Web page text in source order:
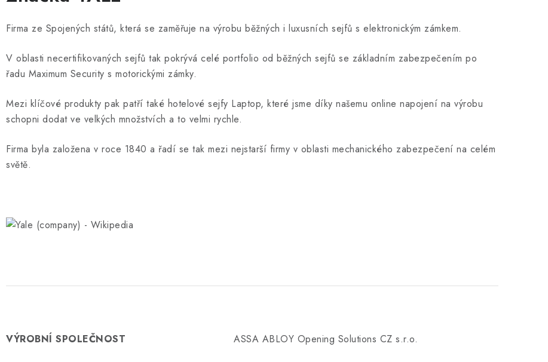
Firma ze Spojených států, která se zaměřuje na výrobu běžných i luxusních sejfů s elektronickým zámkem.
V oblasti necertifikovaných sejfů tak pokrývá celé portfolio od běžných sejfů se základním zabezpečením po
řadu Maximum Security s motorickými zámky.
Mezi klíčové produkty pak patří také hotelové sejfy Laptop, které jsme díky našemu online napojení na výrobu
schopni dodat ve velkých množstvích a to velmi rychle.
Firma byla založena v roce 1840 a řadí se tak mezi nejstarší firmy v oblasti mechanického zabezpečení na celém
světě.
VÝROBNÍ SPOLEČNOST ASSA ABLOY Opening Solutions CZ s.r.o.